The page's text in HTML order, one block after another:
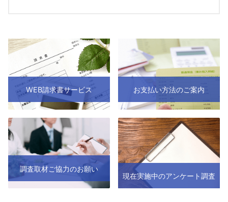
WEB請求書サービス お支払い方法のご案内
調査取材ご協力のお願い
現在実施中のアンケート調査